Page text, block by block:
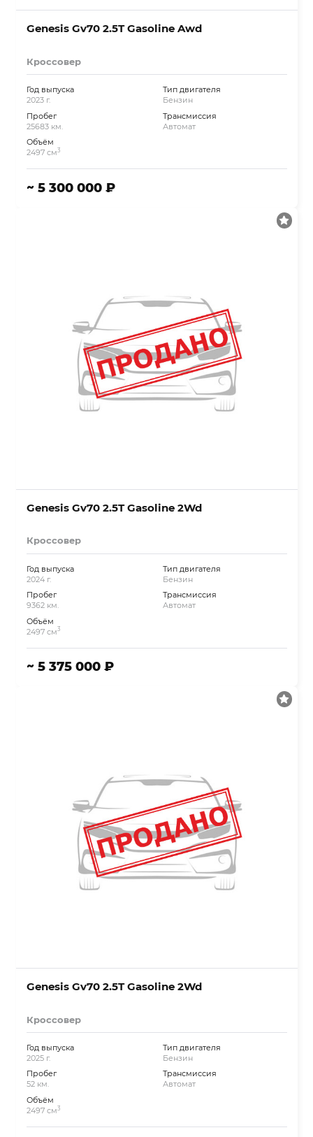
Genesis Gv70 2.5T Gasoline Awd
Кроссовер
Год выпуска
2023 г.
Пробег
25683 км.
Объём
2497 см3
Тип двигателя
Бензин
Трансмиссия
Автомат
~ 5 300 000 ₽
Genesis Gv70 2.5T Gasoline 2Wd
Кроссовер
Год выпуска
2024 г.
Пробег
9362 км.
Объём
2497 см3
Тип двигателя
Бензин
Трансмиссия
Автомат
~ 5 375 000 ₽
Genesis Gv70 2.5T Gasoline 2Wd
Кроссовер
Год выпуска
2025 г.
Пробег
52 км.
Объём
2497 см3
Тип двигателя
Бензин
Трансмиссия
Автомат